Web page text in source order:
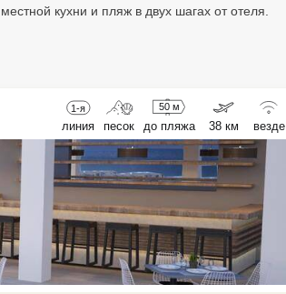
кухни и пляж в двух шагах от отеля.
1-я
линия песок
50 м
до пляжа 38 км везде